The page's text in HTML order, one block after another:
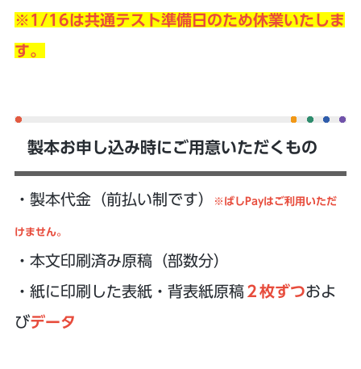
※1/16は共通テスト準備日のため休業いたしま
す。
製本お申し込み時にご用意いただくもの
・製本代金（前払い制です） ※ばしPayはご利用いただ
けません。
・本文印刷済み原稿（部数分）
・紙に印刷した表紙・背表紙原稿２枚ずつおよ
びデータ